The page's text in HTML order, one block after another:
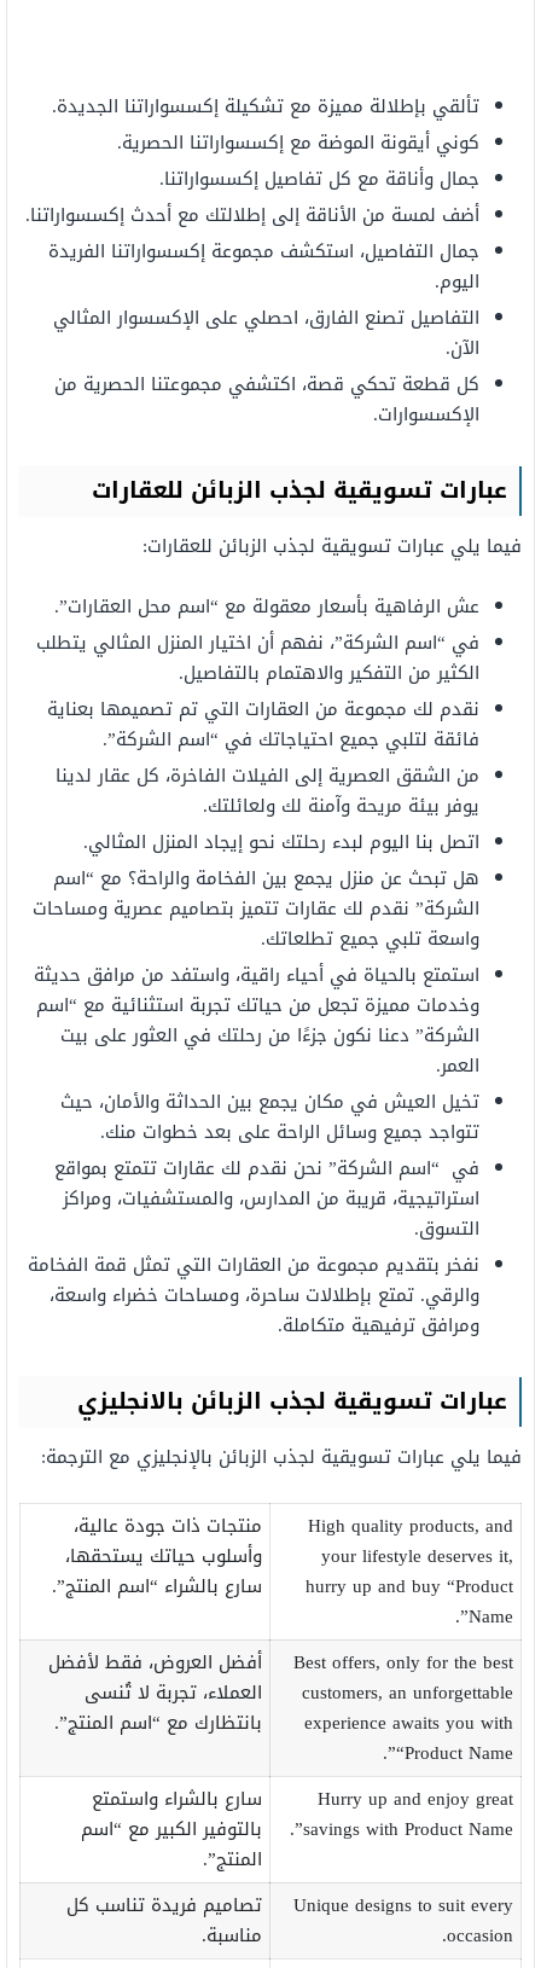
تألقي بإطلالة مميزة مع تشكيلة إكسسواراتنا الجديدة.
كوني أيقونة الموضة مع إكسسواراتنا الحصرية.
جمال وأناقة مع كل تفاصيل إكسسواراتنا.
أضف لمسة من الأناقة إلى إطلالتك مع أحدث إكسسواراتنا.
جمال التفاصيل، استكشف مجموعة إكسسواراتنا الفريدة
اليوم.
التفاصيل تصنع الفارق، احصلي على الإكسسوار المثالي
الآن.
كل قطعة تحكي قصة، اكتشفي مجموعتنا الحصرية من
الإكسسوارات.
عبارات تسويقية لجذب الزبائن للعقارات
فيما يلي عبارات تسويقية لجذب الزبائن للعقارات:
عش الرفاهية بأسعار معقولة مع “اسم محل العقارات”.
في “اسم الشركة”، نفهم أن اختيار المنزل المثالي يتطلب
الكثير من التفكير والاهتمام بالتفاصيل.
نقدم لك مجموعة من العقارات التي تم تصميمها بعناية
فائقة لتلبي جميع احتياجاتك في “اسم الشركة”.
من الشقق العصرية إلى الفيلات الفاخرة، كل عقار لدينا
يوفر بيئة مريحة وآمنة لك ولعائلتك.
اتصل بنا اليوم لبدء رحلتك نحو إيجاد المنزل المثالي.
هل تبحث عن منزل يجمع بين الفخامة والراحة؟ مع “اسم
الشركة” نقدم لك عقارات تتميز بتصاميم عصرية ومساحات
واسعة تلبي جميع تطلعاتك.
استمتع بالحياة في أحياء راقية، واستفد من مرافق حديثة
وخدمات مميزة تجعل من حياتك تجربة استثنائية مع “اسم
الشركة” دعنا نكون جزءًا من رحلتك في العثور على بيت
العمر.
تخيل العيش في مكان يجمع بين الحداثة والأمان، حيث
تتواجد جميع وسائل الراحة على بعد خطوات منك.
في “اسم الشركة” نحن نقدم لك عقارات تتمتع بمواقع
استراتيجية، قريبة من المدارس، والمستشفيات، ومراكز
التسوق.
نفخر بتقديم مجموعة من العقارات التي تمثل قمة الفخامة
والرقي. تمتع بإطلالات ساحرة، ومساحات خضراء واسعة،
ومرافق ترفيهية متكاملة.
عبارات تسويقية لجذب الزبائن بالانجليزي
فيما يلي عبارات تسويقية لجذب الزبائن بالإنجليزي مع الترجمة:
High quality products, and
your lifestyle deserves it,
hurry up and buy “Product
Name”.
منتجات ذات جودة عالية،
وأسلوب حياتك يستحقها،
سارع بالشراء “اسم المنتج”.
Best offers, only for the best
customers, an unforgettable
experience awaits you with
“Product Name”.
أفضل العروض، فقط لأفضل
العملاء، تجربة لا تُنسى
بانتظارك مع “اسم المنتج”.
Hurry up and enjoy great
savings with Product Name”.
سارع بالشراء واستمتع
بالتوفير الكبير مع “اسم
المنتج”.
Unique designs to suit every
occasion.
تصاميم فريدة تناسب كل
مناسبة.